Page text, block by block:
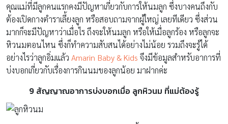
คุณแม่ที่มีลูกคนแรกคงมีปัญหาเกี่ยวกับการให้นมลูก ซึ่งบางคนถึงกับ
ต้องเปิดกางตำราเลี้ยงลูก หรือสอบถามจากผู้ใหญ่ เลยทีเดียว ซึ่งส่วน
มากก็จะมีปัญหาว่าเมื่อไร ถึงจะให้นมลูก หรือให้เมื่อลูกร้อง หรือลูกจะ
หิวนมตอนไหน ซึ่งก็ทำความสับสนได้อย่างไม่น้อย รวมถึงจะรู้ได้
อย่างไรว่าลูกอิ่มแล้ว Amarin Baby & Kids จึงมีข้อมูลสำหรับอาการที่
บ่งบอกเกี่ยวกับเรื่องการกินนมของลูกน้อย มาฝากค่ะ
9 สัญญาณอาการบ่งบอกเมื่อ ลูกหิวนม ที่แม่ต้องรู้